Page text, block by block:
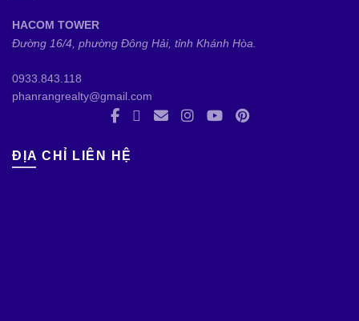
HACOM TOWER
Đường 16/4, phường Đông Hải, tỉnh Khánh Hòa.
0933.843.118
phanrangrealty@gmail.com
ĐỊA CHỈ LIÊN HỆ